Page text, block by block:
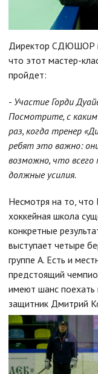
Директор СДЮШОР
что этот мастер-
пройдет:
- Участие Горди
Посмотрите, с
раз, когда тренер
ребят это важно:
возможно, что
должные усилия.
Несмотря на то, что
хоккейная школа
конкретные
выступает четыре
группе А. Есть и
предстоящий
имеют шанс поехать
защитник Дмитрий